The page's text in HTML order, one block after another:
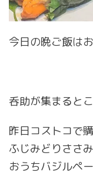
今日の晩ご飯は
呑助が集まると
昨日コストコで
ふじみどりささみ
おうちバジルペ